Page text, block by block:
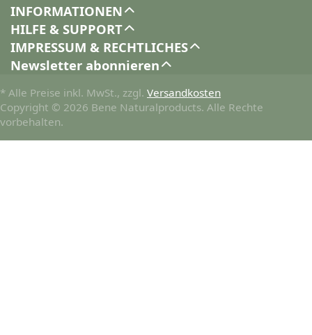
INFORMATIONEN
HILFE & SUPPORT
IMPRESSUM & RECHTLICHES
Newsletter abonnieren
* Alle Preise inkl. MwSt., zzgl. Versandkosten
Copyright © 2026 Bene Naturalproducts. Alle Rechte
vorbehalten.